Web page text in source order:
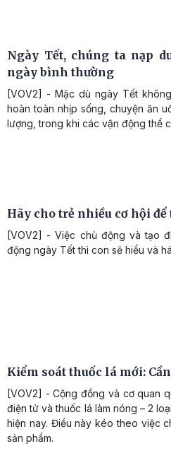
Ngày Tết, chúng ta nạp
ngày bình thường
[VOV2] - Mặc dù ngày Tết
hoàn toàn nhịp sống, chuyện ăn
lượng, trong khi các vận động thể
Hãy cho trẻ nhiều cơ hội
[VOV2] - Việc chủ động và tạo
động ngày Tết thì con sẽ hiểu và
Kiểm soát thuốc lá mới:
[VOV2] - Cộng đồng và cơ quan
điện tử và thuốc lá làm nóng – 2
hiện nay. Điều này kéo theo việc
sản phẩm.